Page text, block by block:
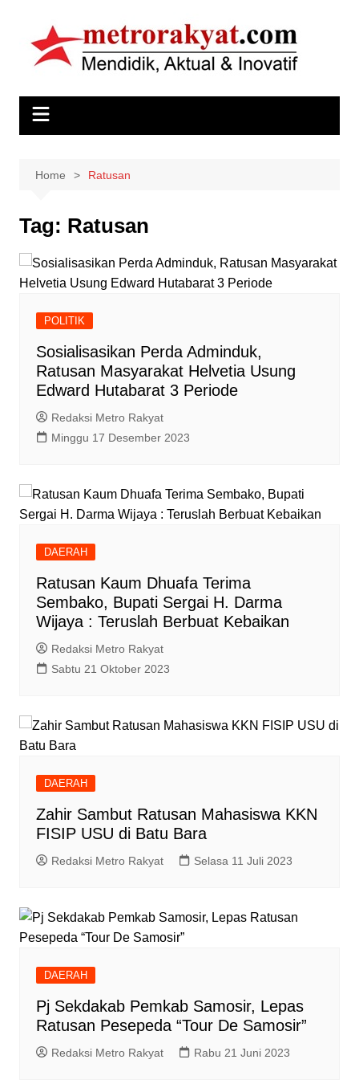
content
Home Ratusan
Tag: Ratusan
POLITIK
Sosialisasikan Perda Adminduk,
Ratusan Masyarakat Helvetia Usung
Edward Hutabarat 3 Periode
Redaksi Metro Rakyat
Minggu 17 Desember 2023
DAERAH
Ratusan Kaum Dhuafa Terima
Sembako, Bupati Sergai H. Darma
Wijaya : Teruslah Berbuat Kebaikan
Redaksi Metro Rakyat
Sabtu 21 Oktober 2023
DAERAH
Zahir Sambut Ratusan Mahasiswa KKN
FISIP USU di Batu Bara
Redaksi Metro Rakyat Selasa 11 Juli 2023
DAERAH
Pj Sekdakab Pemkab Samosir, Lepas
Ratusan Pesepeda “Tour De Samosir”
Redaksi Metro Rakyat Rabu 21 Juni 2023